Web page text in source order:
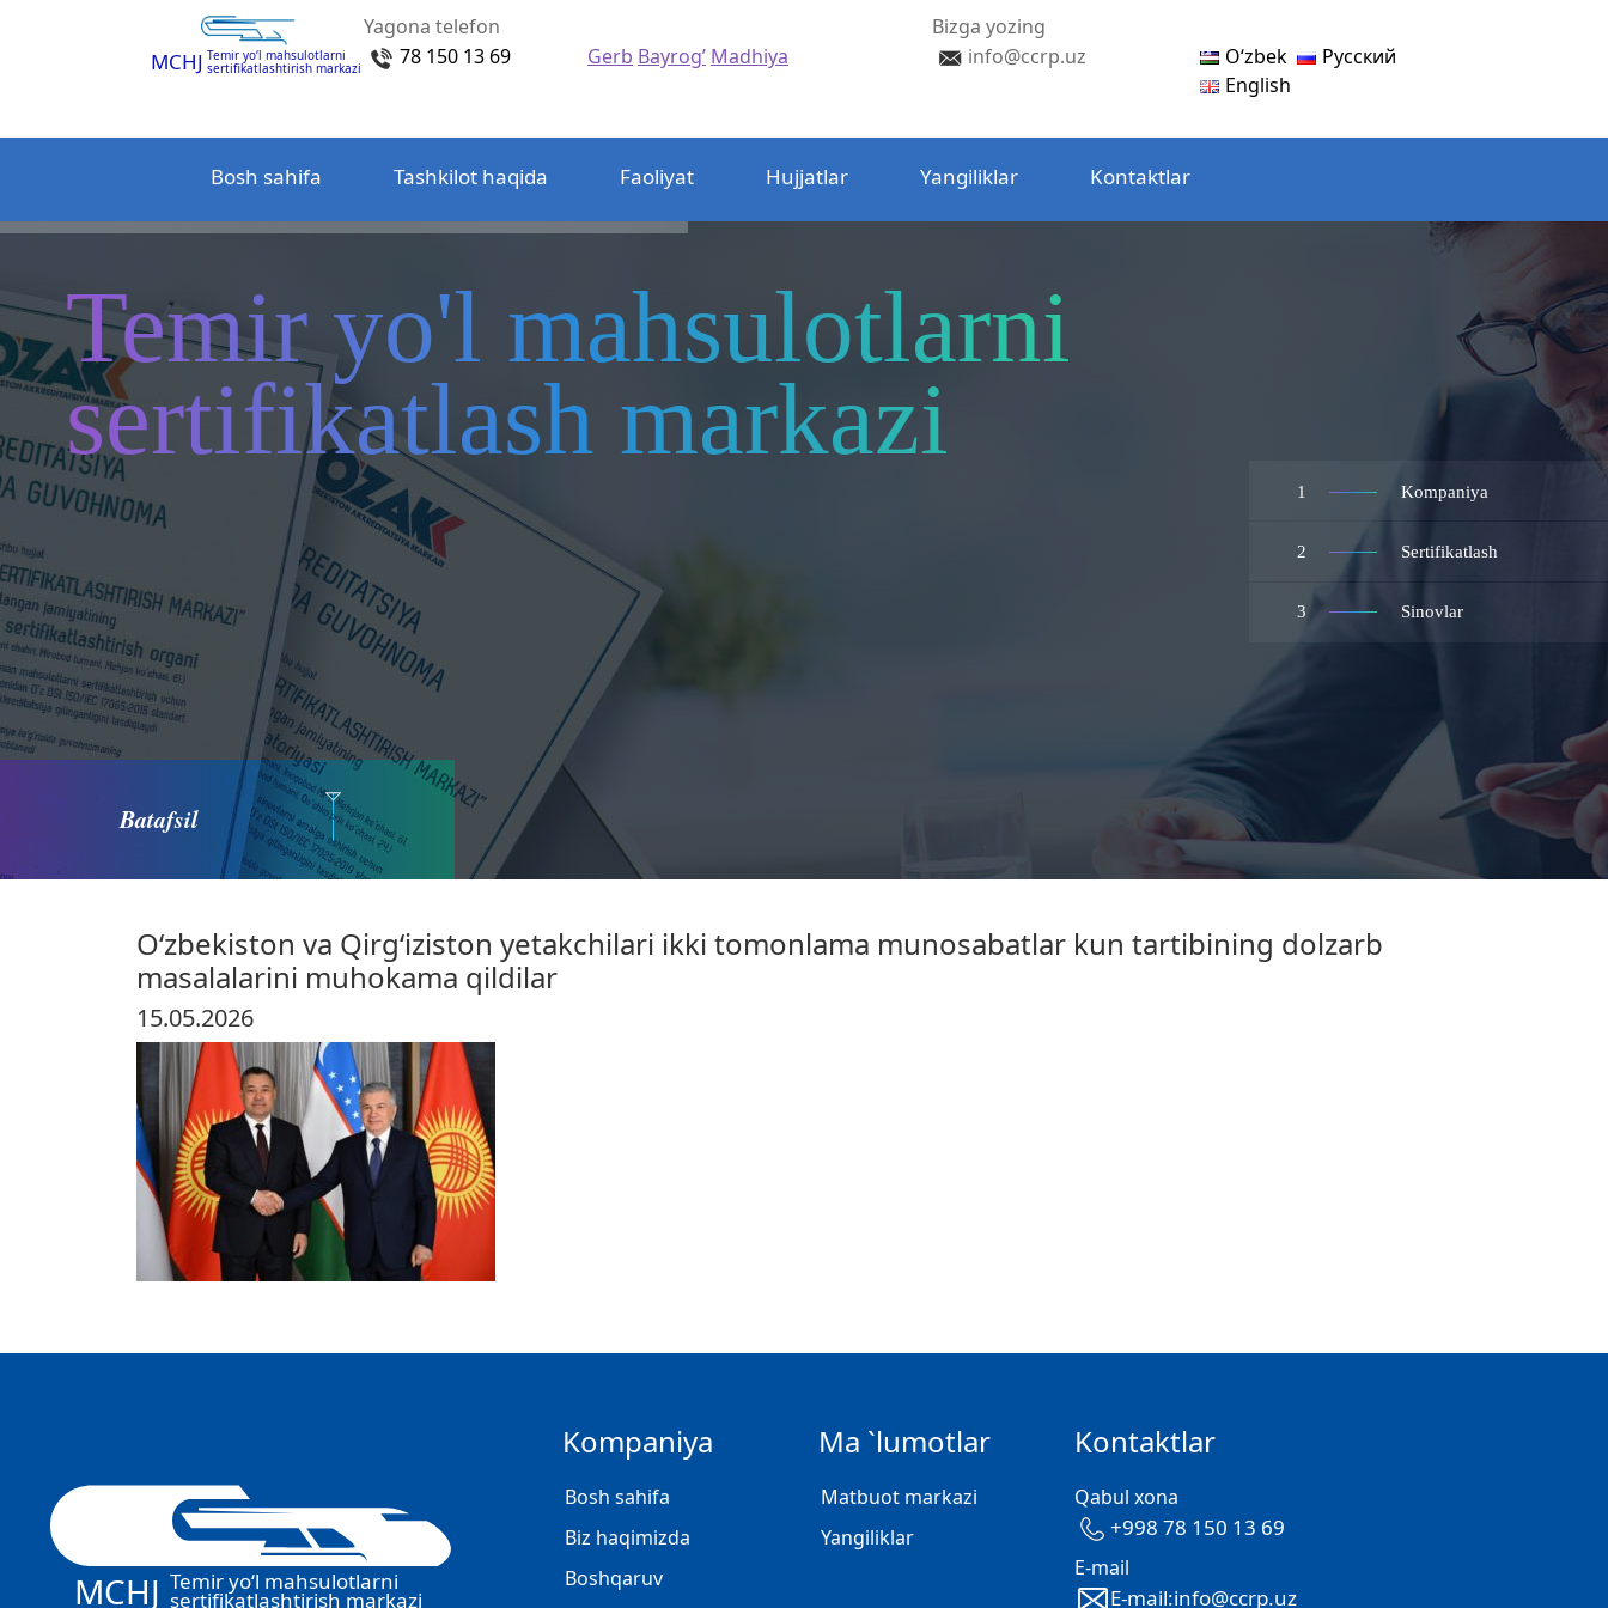
MCHJ Temir yo‘l mahsulotlarni
sertifikatlashtirish markazi
Yagona telefon
78 150 13 69
Gerb Bayrog’ Madhiya
Bizga yozing
info@ccrp.uz
Oʻzbek
Русский
English
Bosh sahifa Tashkilot haqida Faoliyat Hujjatlar Yangiliklar Kontaktlar
1 Kompaniya
2 Sertifikatlash
3 Sinovlar
Temir yo'l mahsulotlarni
sertifikatlash markazi
Batafsil
Oʻzbekiston va Qirgʻiziston yetakchilari ikki tomonlama munosabatlar kun tartibining dolzarb
masalalarini muhokama qildilar
15.05.2026
MCHJ Temir yo‘l mahsulotlarni
sertifikatlashtirish markazi
Kompaniya
Bosh sahifa
Biz haqimizda
Boshqaruv
Ma `lumotlar
Matbuot markazi
Yangiliklar
Kontaktlar
Qabul xona
+998 78 150 13 69
E-mail
E-mail:info@ccrp.uz